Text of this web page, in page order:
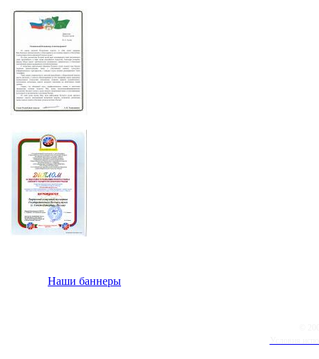
Наши баннеры